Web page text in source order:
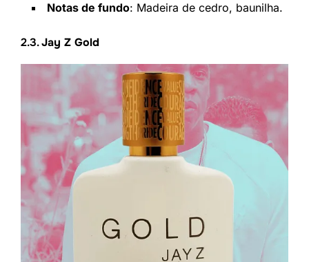
Notas de fundo: Madeira de cedro, baunilha.
2.3.Jay Z Gold